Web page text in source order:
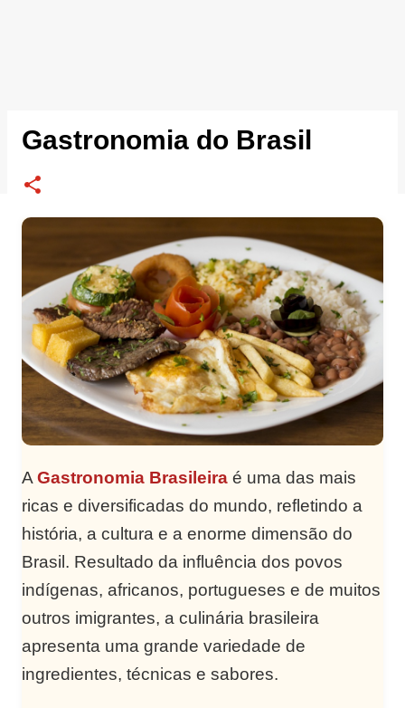
Gastronomia do Brasil
A Gastronomia Brasileira é uma das mais
ricas e diversificadas do mundo, refletindo a
história, a cultura e a enorme dimensão do
Brasil. Resultado da influência dos povos
indígenas, africanos, portugueses e de muitos
outros imigrantes, a culinária brasileira
apresenta uma grande variedade de
ingredientes, técnicas e sabores.